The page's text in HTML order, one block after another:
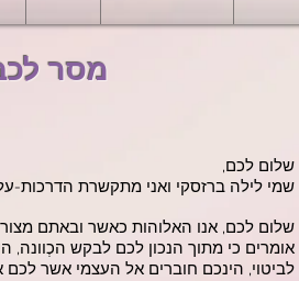
מסר
שלום לכם,
שמי לילה ברזסקי ואני מתקשרת
שלום לכם, אנו האלוהות כאשר ובאתם
אומרים כי מתוך הנכון לכם לבקש
לביטוי, הינכם חוברים אל העצמי אשר